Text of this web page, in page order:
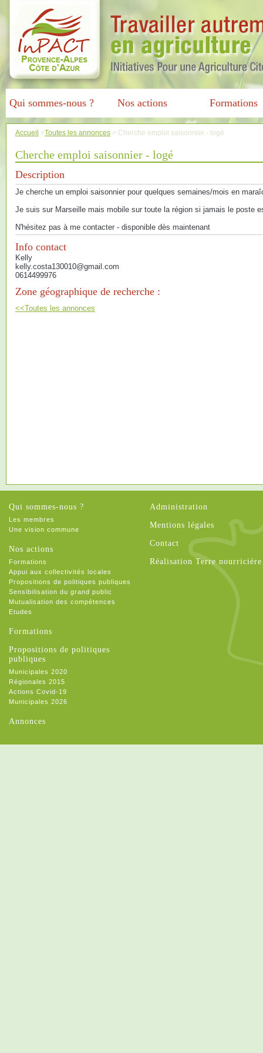
Qui sommes-nous ? Nos actions Formations
Accueil >Toutes les annonces > Cherche emploi saisonnier - logé
Cherche emploi saisonnier - logé
Description
Je cherche un emploi saisonnier pour quelques semaines/mois en
Je suis sur Marseille mais mobile sur toute la région si jamais le poste
N'hésitez pas à me contacter - disponible dès maintenant
Info contact
Kelly
kelly.costa130010@gmail.com
0614499976
Zone géographique de recherche :
<<Toutes les annonces
Qui sommes-nous ?
Les membres
Une vision commune
Nos actions
Formations
Appui aux collectivités locales
Propositions de politiques publiques
Sensibilisation du grand public
Mutualisation des compétences
Etudes
Formations
Propositions de politiques
publiques
Municipales 2020
Régionales 2015
Actions Covid-19
Municipales 2026
Annonces
Administration
Mentions légales
Contact
Réalisation Terre nourricière